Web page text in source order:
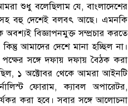
শুধু বলেছিলাম যে, বাংলাদেশের
বহু দেশেই বলবৎ আছে। এমনকি
বিজ্ঞাপনমুক্ত সম্প্রচার করতে
আমাদের দেশে মানা হচ্ছিল না।
সঙ্গে দফায় দফায় বৈঠক করা
১ অক্টােবর থেকে আমরা আইনটি
ফোরাম, ক্যাবল অপারেটর,
করা হবে। সবার সঙ্গে আলোচনা